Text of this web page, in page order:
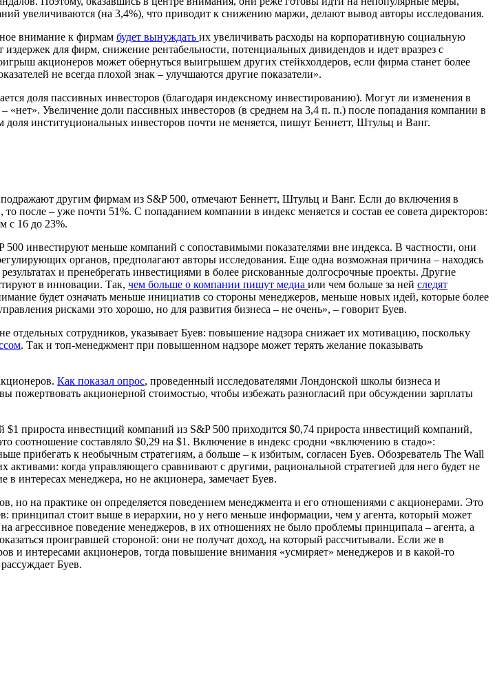
увеличиваются (на 3,4%), что приводит к снижению маржи, делают вывод авторы исследования.
внимание к фирмам будет вынуждать их увеличивать расходы на корпоративную социальную
для фирм, снижение рентабельности, потенциальных дивидендов и идет вразрез с
акционеров может обернуться выигрышем других стейкхолдеров, если фирма станет более
не всегда плохой знак – улучшаются другие показатели».
доля пассивных инвесторов (благодаря индексному инвестированию). Могут ли изменения в
«нет». Увеличение доли пассивных инвесторов (в среднем на 3,4 п. п.) после попадания компании в
институциональных инвесторов почти не меняется, пишут Беннетт, Штульц и Ванг.
другим фирмам из S&P 500, отмечают Беннетт, Штульц и Ванг. Если до включения в
после – уже почти 51%. С попаданием компании в индекс меняется и состав ее совета директоров:
с 16 до 23%.
инвестируют меньше компаний с сопоставимыми показателями вне индекса. В частности, они
органов, предполагают авторы исследования. Еще одна возможная причина – находясь
и пренебрегать инвестициями в более рискованные долгосрочные проекты. Другие
в инновации. Так, чем больше о компании пишут медиа или чем больше за ней следят
будет означать меньше инициатив со стороны менеджеров, меньше новых идей, которые более
рисками это хорошо, но для развития бизнеса – не очень», – говорит Буев.
сотрудников, указывает Буев: повышение надзора снижает их мотивацию, поскольку
. Так и топ-менеджмент при повышенном надзоре может терять желание показывать
Как показал опрос, проведенный исследователями Лондонской школы бизнеса и
пожертвовать акционерной стоимостью, чтобы избежать разногласий при обсуждении зарплаты
прироста инвестиций компаний из S&P 500 приходится $0,74 прироста инвестиций компаний,
соотношение составляло $0,29 на $1. Включение в индекс сродни «включению в стадо»:
прибегать к необычным стратегиям, а больше – к избитым, согласен Буев. Обозреватель The Wall
активами: когда управляющего сравнивают с другими, рациональной стратегией для него будет не
интересах менеджера, но не акционера, замечает Буев.
но на практике он определяется поведением менеджмента и его отношениями с акционерами. Это
принципал стоит выше в иерархии, но у него меньше информации, чем у агента, который может
агрессивное поведение менеджеров, в их отношениях не было проблемы принципала – агента, а
проигравшей стороной: они не получат доход, на который рассчитывали. Если же в
и интересами акционеров, тогда повышение внимания «усмиряет» менеджеров и в какой-то
Буев.